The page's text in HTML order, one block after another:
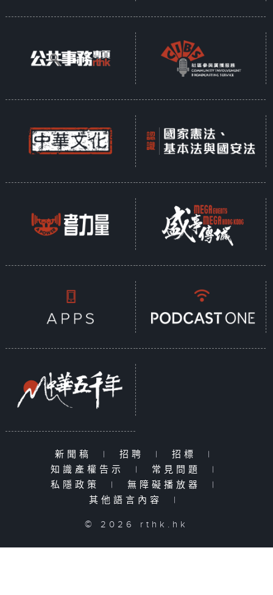
新聞稿 | 招聘 | 招標
|
知識產權告示
| 常見問題
|
私隱政策
| 無障礙播放器
|
其他語言內容
|
© 2026 rthk.hk